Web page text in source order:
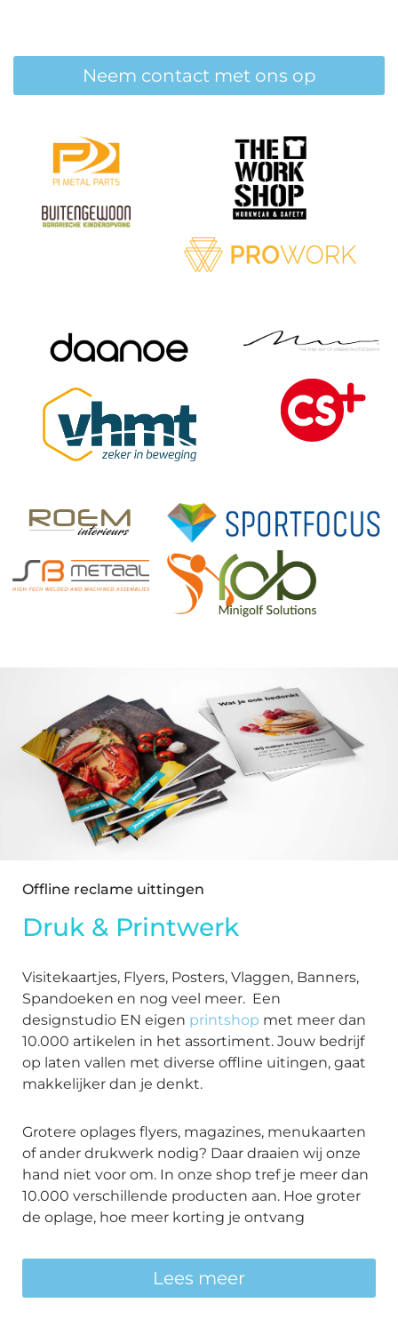
Neem contact met ons op
Offline reclame uittingen
Druk & Printwerk
Visitekaartjes, Flyers, Posters, Vlaggen, Banners,
Spandoeken en nog veel meer. Een
designstudio EN eigen printshop met meer dan
10.000 artikelen in het assortiment. Jouw bedrijf
op laten vallen met diverse offline uitingen, gaat
makkelijker dan je denkt.
Grotere oplages flyers, magazines, menukaarten
of ander drukwerk nodig? Daar draaien wij onze
hand niet voor om. In onze shop tref je meer dan
10.000 verschillende producten aan. Hoe groter
de oplage, hoe meer korting je ontvang
Lees meer